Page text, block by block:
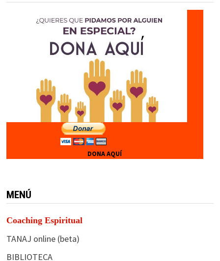
DONA AQUÍ
MENÚ
Coaching Espiritual
TANAJ online (beta)
BIBLIOTECA